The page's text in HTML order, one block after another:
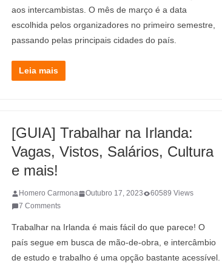
aos intercambistas. O mês de março é a data
escolhida pelos organizadores no primeiro semestre,
passando pelas principais cidades do país.
Leia mais
[GUIA] Trabalhar na Irlanda:
Vagas, Vistos, Salários, Cultura
e mais!
Homero Carmona Outubro 17, 2023
60589 Views
7 Comments
Trabalhar na Irlanda é mais fácil do que parece! O
país segue em busca de mão-de-obra, e intercâmbio
de estudo e trabalho é uma opção bastante acessível.